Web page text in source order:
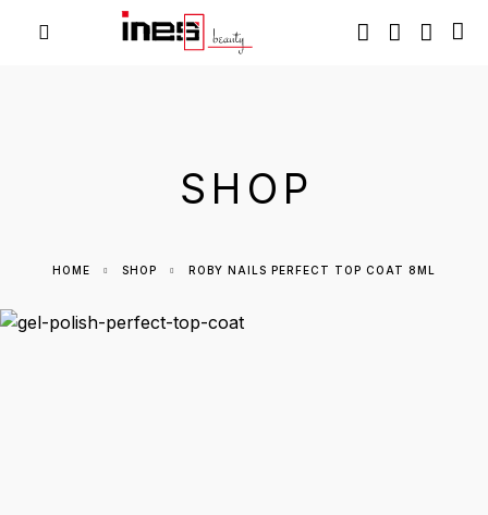
SHOP
HOME SHOP ROBY NAILS PERFECT TOP COAT 8ML